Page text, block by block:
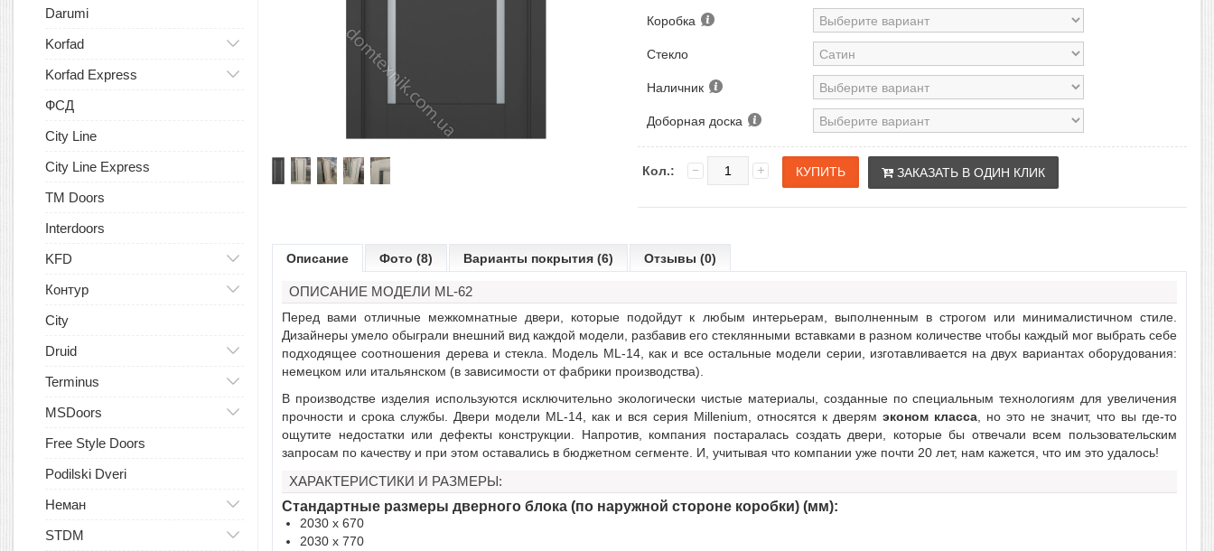
Darumi
Korfad
Korfad Express
ФСД
City Line
City Line Express
TM Doors
Interdoors
KFD
Контур
City
Druid
Terminus
MSDoors
Free Style Doors
Podilski Dveri
Неман
STDM
Коробка
Стекло
Наличник
Доборная доска
Кол.: ЗАКАЗАТЬ В ОДИН КЛИК
Описание Фото (8) Варианты покрытия (6) Отзывы (0)
ОПИСАНИЕ МОДЕЛИ ML-62
Перед вами отличные межкомнатные двери, которые подойдут к любым интерьерам, выполненным в строгом или минималистичном стиле.
Дизайнеры умело обыграли внешний вид каждой модели, разбавив его стеклянными вставками в разном количестве чтобы каждый мог выбрать себе
подходящее соотношения дерева и стекла. Модель ML-14, как и все остальные модели серии, изготавливается на двух вариантах оборудования:
немецком или итальянском (в зависимости от фабрики производства).
В производстве изделия используются исключительно экологически чистые материалы, созданные по специальным технологиям для увеличения
прочности и срока службы. Двери модели ML-14, как и вся серия Millenium, относятся к дверям эконом класса , но это не значит, что вы где-то
ощутите недостатки или дефекты конструкции. Напротив, компания постаралась создать двери, которые бы отвечали всем пользовательским
запросам по качеству и при этом оставались в бюджетном сегменте. И, учитывая что компании уже почти 20 лет, нам кажется, что им это удалось!
ХАРАКТЕРИСТИКИ И РАЗМЕРЫ:
Стандартные размеры дверного блока (по наружной стороне коробки) (мм):
2030 x 670
2030 x 770